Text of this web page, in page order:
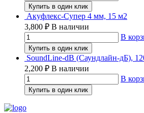
Купить в один клик
Акуфлекс-Супер 4 мм, 15 м2
3,800 ₽ В наличии
В
Купить в один клик
SoundLine-dB (Саундлайн-дБ),
2,200 ₽ В наличии
В
Купить в один клик